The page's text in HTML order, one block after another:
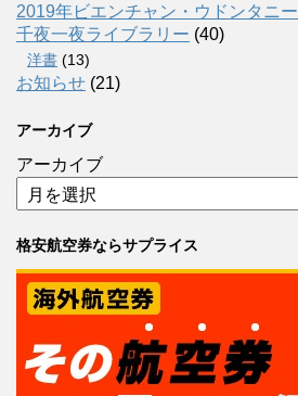
2019年ビエンチャン・ウドンタニー
千夜一夜ライブラリー (40)
洋書 (13)
お知らせ (21)
アーカイブ
アーカイブ
格安航空券ならサプライス